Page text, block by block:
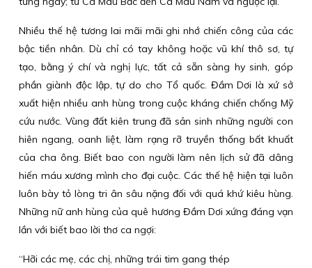
Nhiều thế hệ tương lai mãi mãi ghi nhớ chiến công của các
bậc tiền nhân. Dù chỉ có tay không hoặc vũ khí thô sơ, tự
tạo, bằng ý chí và nghị lực, tất cả sẵn sàng hy sinh, góp
phần giành độc lập, tự do cho Tổ quốc. Đầm Dơi là xứ sở
xuất hiện nhiều anh hùng trong cuộc kháng chiến chống Mỹ
cứu nước. Vùng đất kiên trung đã sản sinh những người con
hiên ngang, oanh liệt, làm rạng rỡ truyền thống bất khuất
của cha ông. Biết bao con người làm nên lịch sử đã dâng
hiến máu xương mình cho đại cuộc. Các thế hệ hiện tại luôn
luôn bày tỏ lòng tri ân sâu nặng đối với quá khứ kiêu hùng.
Những nữ anh hùng của quê hương Đầm Dơi xứng đáng vạn
lần với biết bao lời thơ ca ngợi:
“Hỡi các mẹ, các chị, những trái tim gang thép